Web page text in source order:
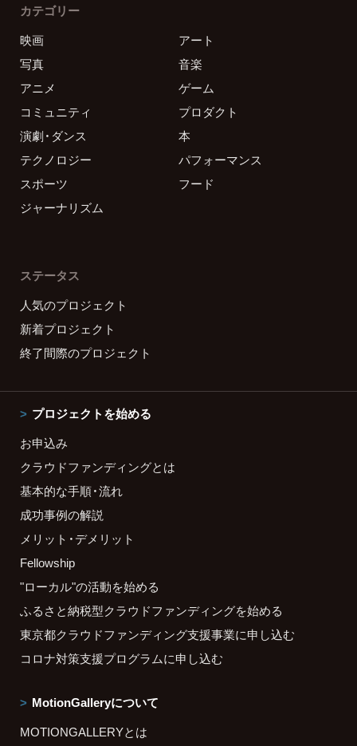
カテゴリー
映画
アート
写真
音楽
アニメ
ゲーム
コミュニティ
プロダクト
演劇・ダンス
本
テクノロジー
パフォーマンス
スポーツ
フード
ジャーナリズム
ステータス
人気のプロジェクト
新着プロジェクト
終了間際のプロジェクト
プロジェクトを始める
お申込み
クラウドファンディングとは
基本的な手順・流れ
成功事例の解説
メリット・デメリット
Fellowship
"ローカル"の活動を始める
ふるさと納税型クラウドファンディングを始める
東京都クラウドファンディング支援事業に申し込む
コロナ対策支援プログラムに申し込む
MotionGalleryについて
MOTIONGALLERYとは